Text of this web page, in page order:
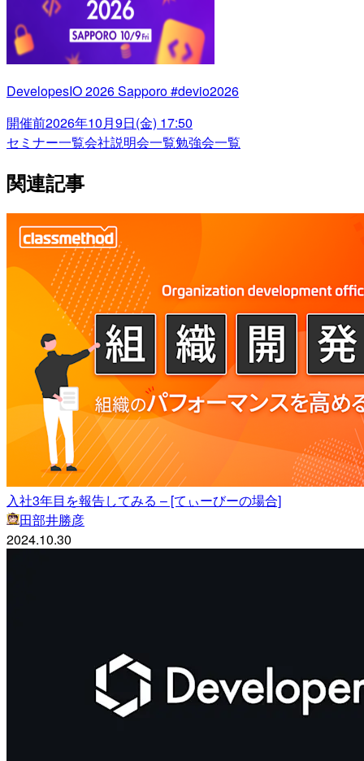
DevelopesIO 2026 Sapporo #devio2026
開催前2026年10月9日(金) 17:50
セミナー一覧会社説明会一覧勉強会一覧
関連記事
入社3年目を報告してみる – [てぃーびーの場合]
田部井勝彦
2024.10.30